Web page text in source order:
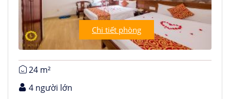
Chi tiết phòng
24 m²
4 người lớn